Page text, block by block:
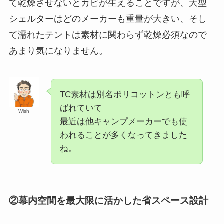
て乾燥させないとカビが生えることですが、大型
シェルターはどのメーカーも重量が大きい、そし
て濡れたテントは素材に関わらず乾燥必須なので
あまり気になりません。
Wish
TC素材は別名ポリコットンとも呼
ばれていて
最近は他キャンプメーカーでも使
われることが多くなってきました
ね。
②幕内空間を最大限に活かした省スペース設計